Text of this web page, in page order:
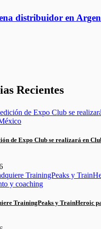
distribuidor en
Recientes
de Expo Club se realizará en
TrainingPeaks y TrainHeroic